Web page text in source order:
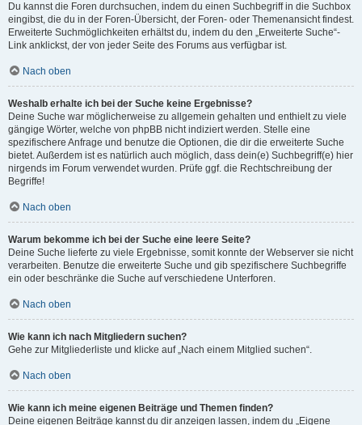
Du kannst die Foren durchsuchen, indem du einen Suchbegriff in die Suchbox
eingibst, die du in der Foren-Übersicht, der Foren- oder Themenansicht findest.
Erweiterte Suchmöglichkeiten erhältst du, indem du den „Erweiterte Suche“-
Link anklickst, der von jeder Seite des Forums aus verfügbar ist.
Nach oben
Weshalb erhalte ich bei der Suche keine Ergebnisse?
Deine Suche war möglicherweise zu allgemein gehalten und enthielt zu viele
gängige Wörter, welche von phpBB nicht indiziert werden. Stelle eine
spezifischere Anfrage und benutze die Optionen, die dir die erweiterte Suche
bietet. Außerdem ist es natürlich auch möglich, dass dein(e) Suchbegriff(e) hier
nirgends im Forum verwendet wurden. Prüfe ggf. die Rechtschreibung der
Begriffe!
Nach oben
Warum bekomme ich bei der Suche eine leere Seite?
Deine Suche lieferte zu viele Ergebnisse, somit konnte der Webserver sie nicht
verarbeiten. Benutze die erweiterte Suche und gib spezifischere Suchbegriffe
ein oder beschränke die Suche auf verschiedene Unterforen.
Nach oben
Wie kann ich nach Mitgliedern suchen?
Gehe zur Mitgliederliste und klicke auf „Nach einem Mitglied suchen“.
Nach oben
Wie kann ich meine eigenen Beiträge und Themen finden?
Deine eigenen Beiträge kannst du dir anzeigen lassen, indem du „Eigene